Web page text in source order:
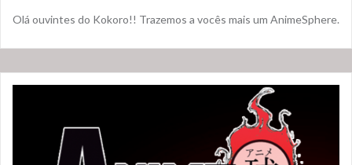
Olá ouvintes do Kokoro!! Trazemos a vocês mais um AnimeSphere.